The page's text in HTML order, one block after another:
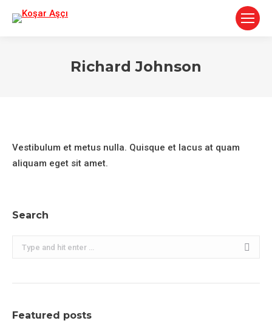
Richard Johnson
Vestibulum et metus nulla. Quisque et lacus at quam
aliquam eget sit amet.
Search
Search:
Featured posts